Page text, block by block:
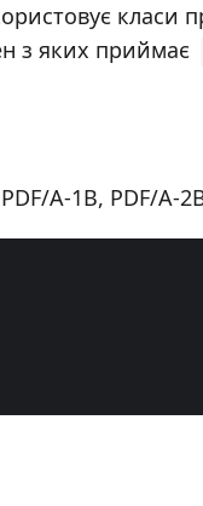
класи
з яких приймає
A-1B, PDF/A-